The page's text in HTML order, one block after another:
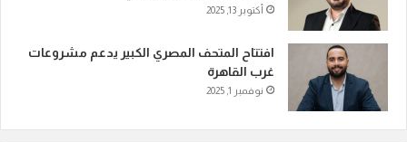
أكتوبر 13, 2025
افتتاح المتحف المصري الكبير يدعم مشروعات
غرب القاهرة
نوفمبر 1, 2025